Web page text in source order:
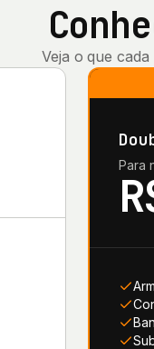
Veja o que
Para